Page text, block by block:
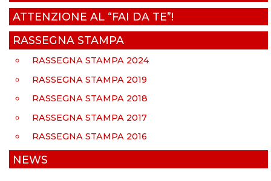
ATTENZIONE AL “FAI DA TE”!
RASSEGNA STAMPA
RASSEGNA STAMPA 2024
RASSEGNA STAMPA 2019
RASSEGNA STAMPA 2018
RASSEGNA STAMPA 2017
RASSEGNA STAMPA 2016
NEWS